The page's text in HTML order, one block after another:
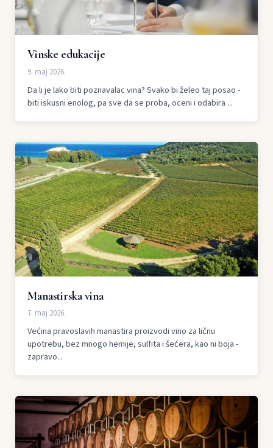
Vinske edukacije
9. maj 2026.
Da li je lako biti poznavalac vina? Svako bi želeo taj posao -
biti iskusni enolog, pa sve da se proba, oceni i odabira ...
Manastirska vina
7. maj 2026.
Većina pravoslavih manastira proizvodi vino za ličnu
upotrebu, bez mnogo hemije, sulfita i šećera, kao ni boja -
zapravo...